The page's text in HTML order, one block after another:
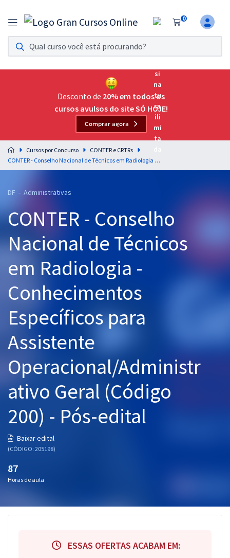
0
Assinatura Ilimitada 11
Acesso a todos os cursos. Teste grátis por 7 dias!
Assinatura OAB Até Passar
Acesso ilimitado a toda preparação para o Exame da
Residências Multiprofissionais
Preparação completa e intensiva para as principais
residências em saúde do Brasil
Cursos 20% OFF
Pós
Graduação
OAB
Questões grátis
Blog
Aprovados
Atendimento
Desconto de 20% em todos os
cursos avulsos do site SÓ HOJE!
Comprar agora
Cursos por Concurso
CONTER e CRTRs
CONTER - Conselho Nacional de Técnicos em Radiologia - Conhecimentos Específicos para Assistente Operacional/Administrativo Geral (Código 200) - Pós-edital
DF - Administrativas
CONTER - Conselho
Nacional de Técnicos
em Radiologia -
Conhecimentos
Específicos para
Assistente
Operacional/Administr
ativo Geral (Código
200) - Pós-edital
Baixar edital
(CÓDIGO: 205198)
87
Horas de aula
ESSAS OFERTAS ACABAM EM: